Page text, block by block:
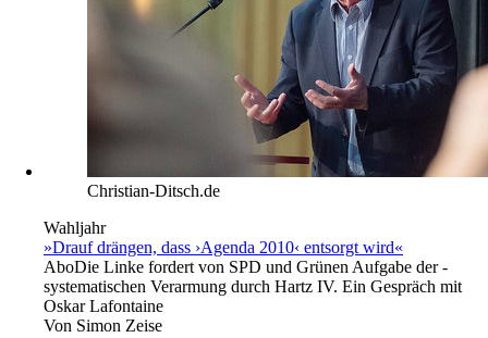
Christian-Ditsch.de
Wahljahr
»Drauf drängen, dass ›Agenda 2010‹ entsorgt wird«
AboDie Linke fordert von SPD und Grünen Aufgabe der ­
systematischen Verarmung durch Hartz IV. Ein Gespräch mit
Oskar Lafontaine
Von Simon Zeise